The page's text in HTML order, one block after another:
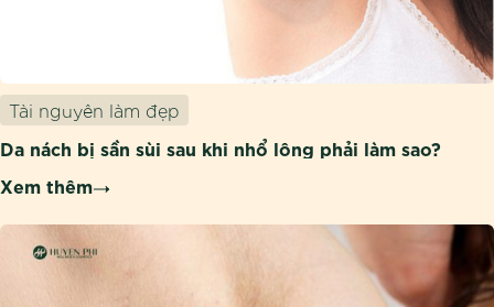
Tài nguyên làm đẹp
Da nách bị sần sùi sau khi nhổ lông phải làm sao?
Xem thêm